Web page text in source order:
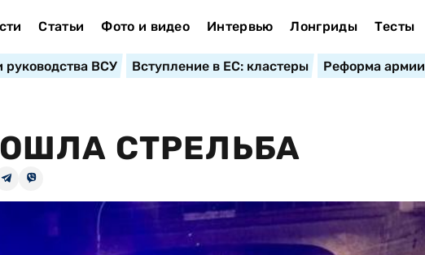
Статьи Фото и видео Интервью Лонгриды Тесты
руководства ВСУ Вступление в ЕС: кластеры Реформа армии
СТРЕЛЬБА